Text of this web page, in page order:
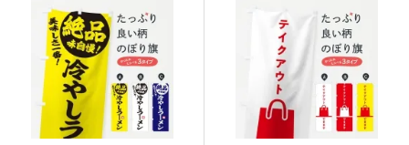
46 873 40158
47 872 40984
48 871 41808
49 869 42581